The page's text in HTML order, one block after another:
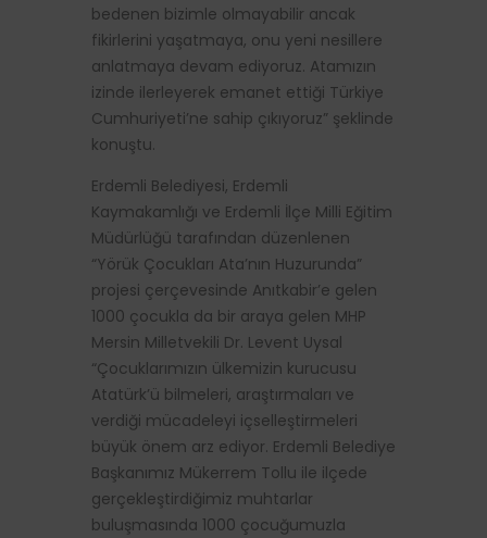
bedenen bizimle olmayabilir ancak
fikirlerini yaşatmaya, onu yeni nesillere
anlatmaya devam ediyoruz. Atamızın
izinde ilerleyerek emanet ettiği Türkiye
Cumhuriyeti’ne sahip çıkıyoruz” şeklinde
konuştu.
Erdemli Belediyesi, Erdemli
Kaymakamlığı ve Erdemli İlçe Milli Eğitim
Müdürlüğü tarafından düzenlenen
“Yörük Çocukları Ata’nın Huzurunda”
projesi çerçevesinde Anıtkabir’e gelen
1000 çocukla da bir araya gelen MHP
Mersin Milletvekili Dr. Levent Uysal
“Çocuklarımızın ülkemizin kurucusu
Atatürk’ü bilmeleri, araştırmaları ve
verdiği mücadeleyi içselleştirmeleri
büyük önem arz ediyor. Erdemli Belediye
Başkanımız Mükerrem Tollu ile ilçede
gerçekleştirdiğimiz muhtarlar
buluşmasında 1000 çocuğumuzla